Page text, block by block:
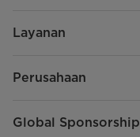
Layanan
Perusahaan
Global Sponsorship